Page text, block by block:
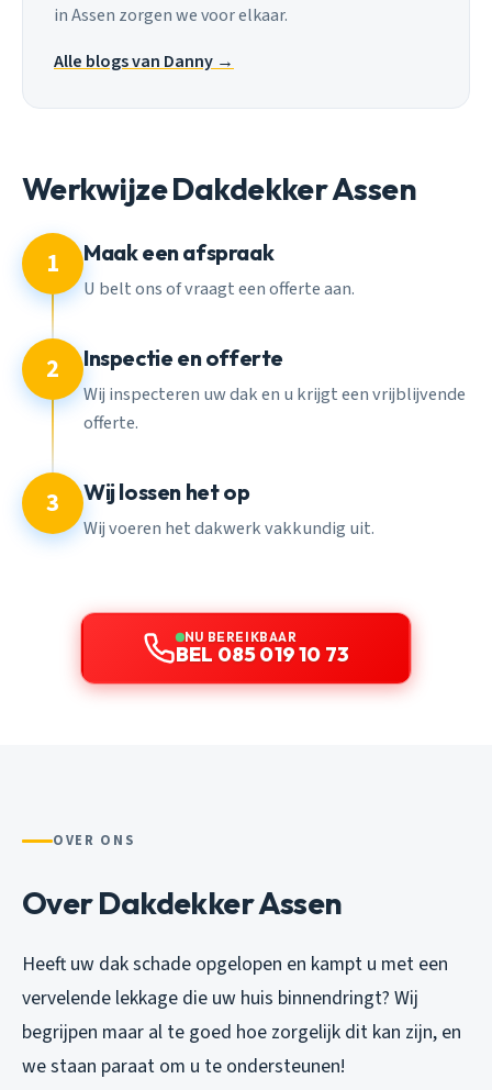
in Assen zorgen we voor elkaar.
Alle blogs van Danny →
Werkwijze Dakdekker Assen
1 Maak een afspraak
U belt ons of vraagt een offerte aan.
2 Inspectie en offerte
Wij inspecteren uw dak en u krijgt een vrijblijvende
offerte.
3 Wij lossen het op
Wij voeren het dakwerk vakkundig uit.
NU BEREIKBAAR
BEL 085 019 10 73
OVER ONS
Over Dakdekker Assen
Heeft uw dak schade opgelopen en kampt u met een
vervelende lekkage die uw huis binnendringt? Wij
begrijpen maar al te goed hoe zorgelijk dit kan zijn, en
we staan paraat om u te ondersteunen!